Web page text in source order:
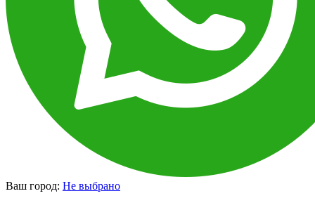
Ваш город: Не выбрано